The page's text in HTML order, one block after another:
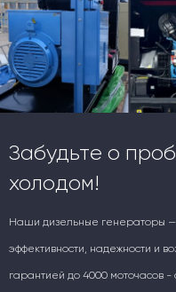
Забудьте о
холодом!
Наши дизельные генераторы —
эффективности, надежности и
гарантией до 4000 моточасов